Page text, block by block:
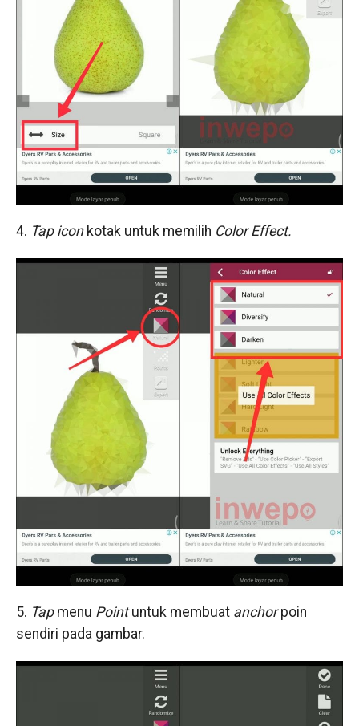
4. Tap iconkotak untuk memilih Color Effect.
5. Tapmenu Pointuntuk membuat anchorpoin
sendiri pada gambar.